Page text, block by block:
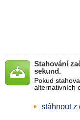
Stahování
sekund.
Pokud
alternativních
stáhnout z